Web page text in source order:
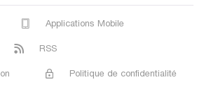
Applications Mobile
RSS
Politique de confidentialité